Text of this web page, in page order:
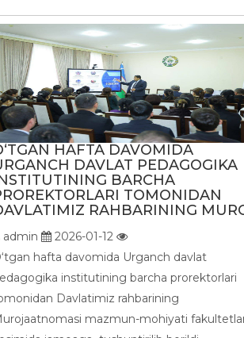
HAFTA DAVOMIDA
DAVLAT PEDAGOGIKA
BARCHA
TOMONIDAN
RAHBARINING
admin
2026-01-12
hafta davomida Urganch davlat
institutining barcha prorektorlari
Davlatimiz rahbarining
mazmun-mohiyati